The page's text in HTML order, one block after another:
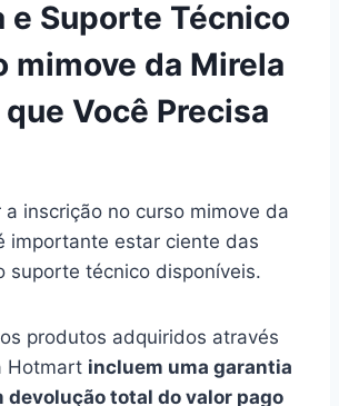
e Suporte Técnico
mimove da Mirela
Você Precisa
inscrição no curso mimove da
importante estar ciente das
suporte técnico disponíveis.
produtos adquiridos através
Hotmart incluem uma garantia
devolução total do valor pago